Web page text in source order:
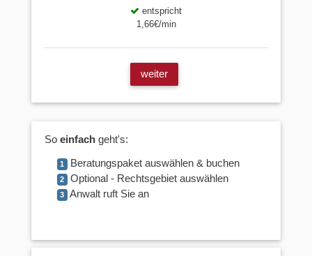
entspricht
1,66€/min
weiter
So einfachgeht's:
1 Beratungspaket auswählen & buchen
2 Optional - Rechtsgebiet auswählen
3 Anwalt ruft Sie an